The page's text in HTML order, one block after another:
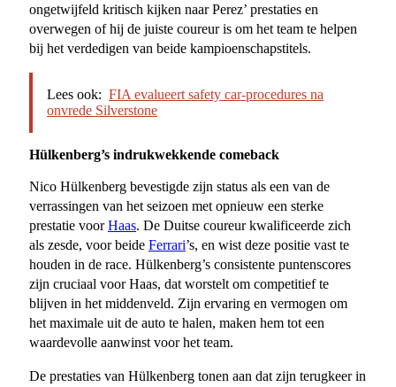
ongetwijfeld kritisch kijken naar Perez’ prestaties en
overwegen of hij de juiste coureur is om het team te helpen
bij het verdedigen van beide kampioenschapstitels.
Lees ook: FIA evalueert safety car-procedures na
onvrede Silverstone
Hülkenberg’s indrukwekkende comeback
Nico Hülkenberg bevestigde zijn status als een van de
verrassingen van het seizoen met opnieuw een sterke
prestatie voorHaas. De Duitse coureur kwalificeerde zich
als zesde, voor beide Ferrari’s, en wist deze positie vast te
houden in de race. Hülkenberg’s consistente puntenscores
zijn cruciaal voor Haas, dat worstelt om competitief te
blijven in het middenveld. Zijn ervaring en vermogen om
het maximale uit de auto te halen, maken hem tot een
waardevolle aanwinst voor het team.
De prestaties van Hülkenberg tonen aan dat zijn terugkeer in